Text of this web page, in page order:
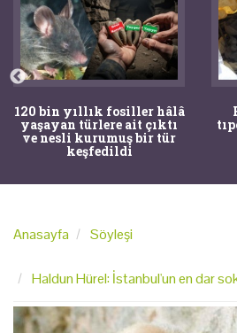
120 bin yıllık fosiller hâlâ
yaşayan türlere ait çıktı
ve nesli kurumuş bir tür
keşfedildi
Anasayfa Söyleşi
Haldun Hürel: İstanbul'un en dar